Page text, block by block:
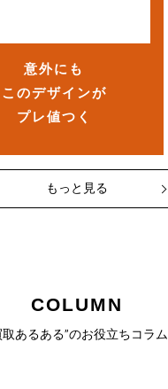
意外にも
このデザインが
プレ値つく
もっと見る
COLUMN
取あるある”のお役立ちコラム